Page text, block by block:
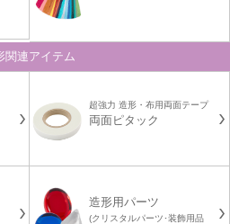
関連アイテム
超強力 造形・布用両面テープ
両面ピタック
造形用パーツ
(クリスタルパーツ･装飾用品